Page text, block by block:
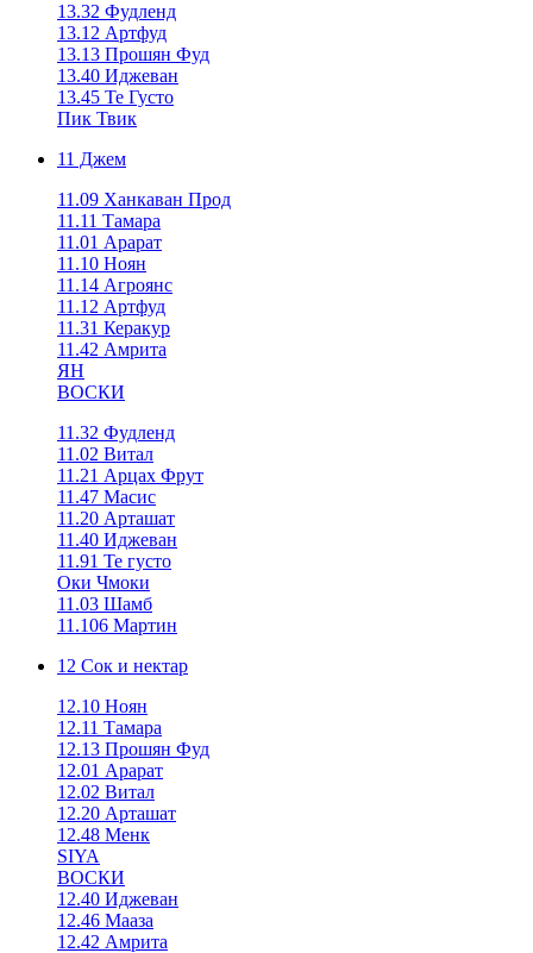
13.32 Фудленд
13.12 Артфуд
13.13 Прошян Фуд
13.40 Иджеван
13.45 Те Густо
Пик Твик
11 Джем
11.09 Ханкаван Прод
11.11 Тамара
11.01 Арарат
11.10 Ноян
11.14 Агроянс
11.12 Артфуд
11.31 Керакур
11.42 Амрита
ЯН
ВОСКИ
11.32 Фудленд
11.02 Витал
11.21 Арцах Фрут
11.47 Масис
11.20 Арташат
11.40 Иджеван
11.91 Те густо
Оки Чмоки
11.03 Шамб
11.106 Мартин
12 Сок и нектар
12.10 Ноян
12.11 Тамара
12.13 Прошян Фуд
12.01 Арарат
12.02 Витал
12.20 Арташат
12.48 Менк
SIYA
ВОСКИ
12.40 Иджеван
12.46 Мааза
12.42 Амрита